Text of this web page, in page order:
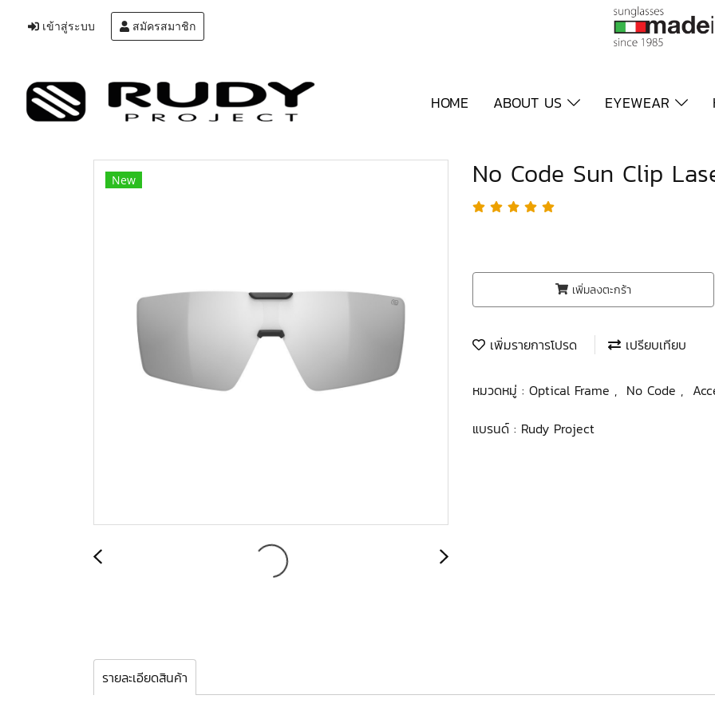
เข้าสู่ระบบ สมัครสมาชิก
HOME ABOUT US EYEWEAR
New No Code Sun Clip
เพิ่มลงตะกร้า
เพิ่มรายการโปรด เปรียบเทียบ
หมวดหมู่ : Optical Frame , No Code ,
แบรนด์ : Rudy Project
รายละเอียดสินค้า